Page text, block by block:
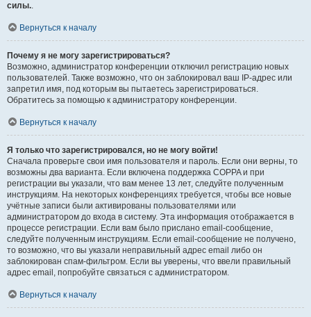
силы..
Вернуться к началу
Почему я не могу зарегистрироваться?
Возможно, администратор конференции отключил регистрацию новых
пользователей. Также возможно, что он заблокировал ваш IP-адрес или
запретил имя, под которым вы пытаетесь зарегистрироваться.
Обратитесь за помощью к администратору конференции.
Вернуться к началу
Я только что зарегистрировался, но не могу войти!
Сначала проверьте свои имя пользователя и пароль. Если они верны, то
возможны два варианта. Если включена поддержка COPPA и при
регистрации вы указали, что вам менее 13 лет, следуйте полученным
инструкциям. На некоторых конференциях требуется, чтобы все новые
учётные записи были активированы пользователями или
администратором до входа в систему. Эта информация отображается в
процессе регистрации. Если вам было прислано email-сообщение,
следуйте полученным инструкциям. Если email-сообщение не получено,
то возможно, что вы указали неправильный адрес email либо он
заблокирован спам-фильтром. Если вы уверены, что ввели правильный
адрес email, попробуйте связаться с администратором.
Вернуться к началу